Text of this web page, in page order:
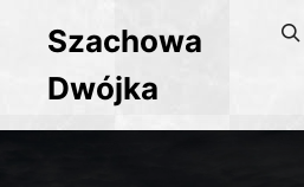
Szachowa
Dwójka